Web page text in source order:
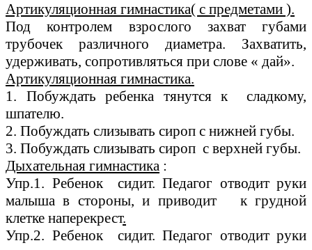
Артикуляционная гимнастика( с предметами ).
Под контролем взрослого захват губами
трубочек различного диаметра. Захватить,
удерживать, сопротивляться при слове « дай».
Артикуляционная гимнастика.
1. Побуждать ребенка тянутся к сладкому,
шпателю.
2. Побуждать слизывать сироп с нижней губы.
3. Побуждать слизывать сироп с верхней губы.
Дыхательная гимнастика :
Упр.1. Ребенок сидит. Педагог отводит руки
малыша в стороны, и приводит к грудной
клетке наперекрест.
Упр.2. Ребенок сидит. Педагог отводит руки